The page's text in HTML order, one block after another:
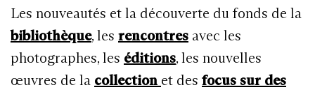
Les nouveautés et la découverte du fonds de la
bibliothèque, les rencontres avec les
photographes, les éditions, les nouvelles
œuvres de la collection et des focus sur des